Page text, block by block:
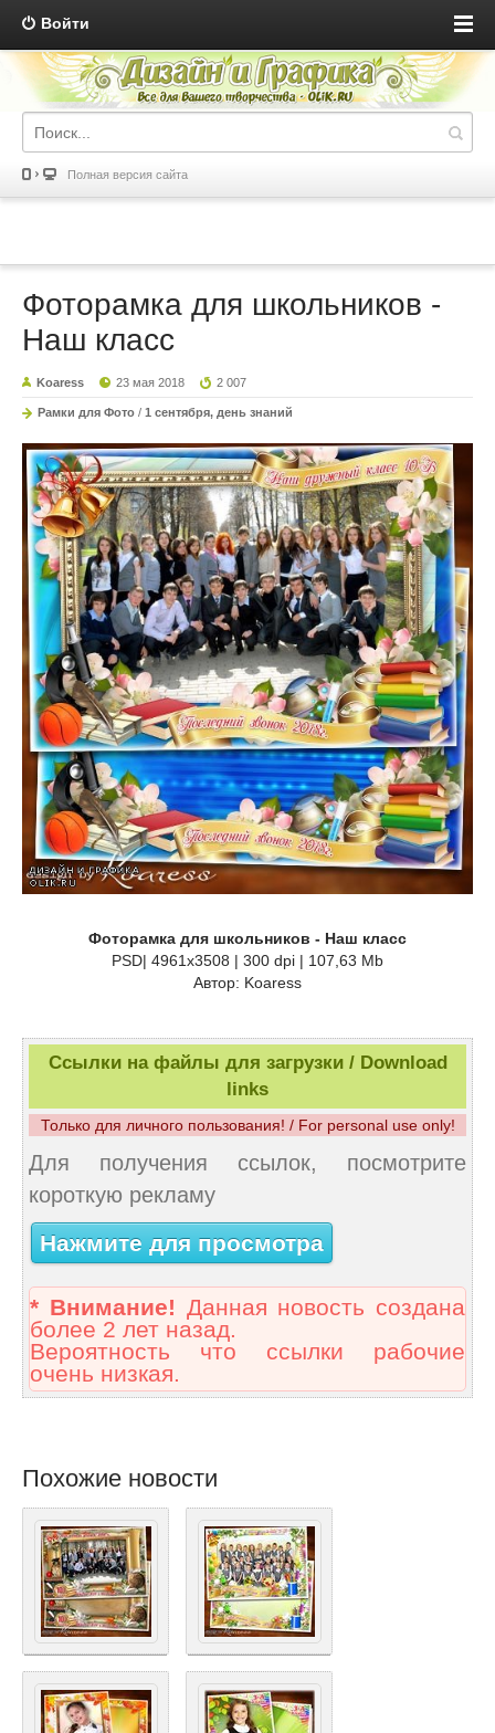
Войти
Полная версия сайта
Фоторамка для школьников -
Наш класс
Koaress 23 мая 2018 2 007
Рамки для Фото / 1 сентября, день знаний
Фоторамка для школьников - Наш класс
PSD| 4961x3508 | 300 dpi | 107,63 Mb
Автор: Koaress
Ссылки на файлы для загрузки / Download
links
Только для личного пользования! / For personal use only!
Для получения ссылок, посмотрите
короткую рекламу
Нажмите для просмотра
* Внимание! Данная новость создана
более 2 лет назад.
Вероятность что ссылки рабочие
очень низкая.
Похожие новости